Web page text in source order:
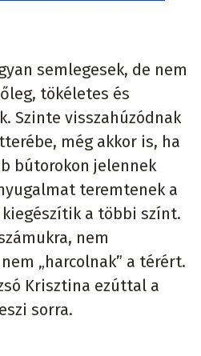
semlegesek, de nem
tökéletes és
Szinte visszahúzódnak
még akkor is, ha
bútorokon jelennek
teremtenek a
a többi színt.
nem
„harcolnak” a térért.
Krisztina ezúttal a
sorra.